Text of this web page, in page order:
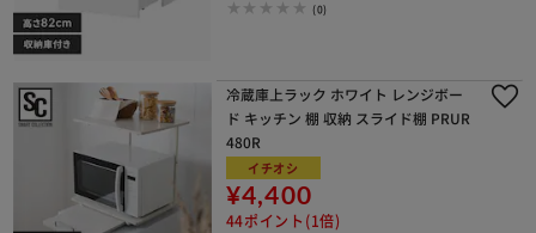
(0)
冷蔵庫上ラック ホワイト レンジボー
ド キッチン 棚 収納 スライド棚 PRUR
480R
イチオシ
¥4,400
44ポイント(1倍)